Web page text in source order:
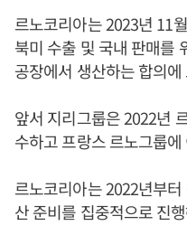
르노코리아는 2023년 11
북미 수출 및 국내 판매를
공장에서 생산하는 합의
앞서 지리그룹은 2022년
수하고 프랑스 르노그룹
르노코리아는 2022년부
산 준비를 집중적으로 진